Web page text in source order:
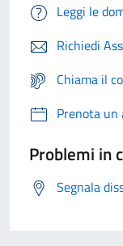
Leggi le
Richiedi
Chiama il
Prenota
Problemi in
Segnala